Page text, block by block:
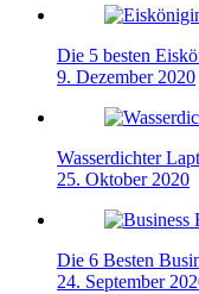
Die 5 besten
9. Dezember 2020
Wasserdichter
25. Oktober 2020
Die 6 Besten
24. September